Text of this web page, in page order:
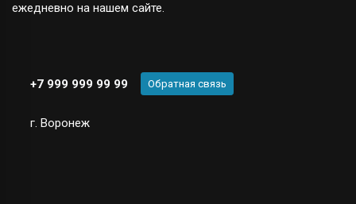
ежедневно на нашем сайте.
+7 999 999 99 99 Обратная связь
г. Воронеж